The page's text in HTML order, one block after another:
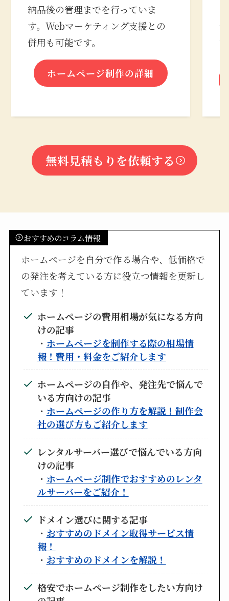
納品後の管理までを行っていま
す。Webマーケティング支援との
併用も可能です。
ホームページ制作の詳細
無料見積もりを依頼する
おすすめのコラム情報
ホームページを自分で作る場合や、低価格で
の発注を考えている方に役立つ情報を更新し
ています！
ホームページの費用相場が気になる方向
けの記事
・ ホームページを制作する際の相場情
報！費用・料金をご紹介します
ホームページの自作や、発注先で悩んで
いる方向けの記事
・ ホームページの作り方を解説！制作会
社の選び方もご紹介します
レンタルサーバー選びで悩んでいる方向
けの記事
・ ホームページ制作でおすすめのレンタ
ルサーバーをご紹介！
ドメイン選びに関する記事
・ おすすめのドメイン取得サービス情
報！
・ おすすめのドメインを解説！
格安でホームページ制作をしたい方向け